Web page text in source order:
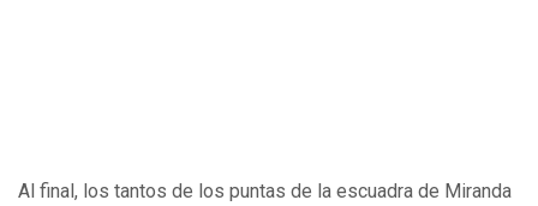
Al final, los tantos de los puntas de la escuadra de Miranda